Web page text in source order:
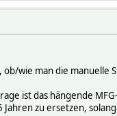
wie man die manuelle
ist das hängende
Jahren zu ersetzen,